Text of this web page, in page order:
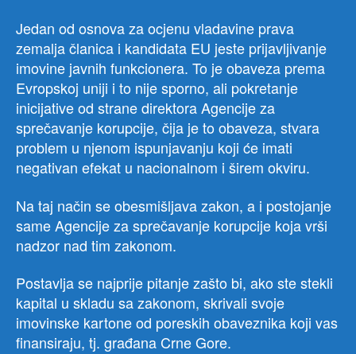
Jedan od osnova za ocjenu vladavine prava
zemalja članica i kandidata EU jeste prijavljivanje
imovine javnih funkcionera. To je obaveza prema
Evropskoj uniji i to nije sporno, ali pokretanje
inicijative od strane direktora Agencije za
sprečavanje korupcije, čija je to obaveza, stvara
problem u njenom ispunjavanju koji će imati
negativan efekat u nacionalnom i širem okviru.
Na taj način se obesmišljava zakon, a i postojanje
same Agencije za sprečavanje korupcije koja vrši
nadzor nad tim zakonom.
Postavlja se najprije pitanje zašto bi, ako ste stekli
kapital u skladu sa zakonom, skrivali svoje
imovinske kartone od poreskih obaveznika koji vas
finansiraju, tj. građana Crne Gore.